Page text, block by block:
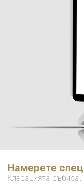
Намерете
Класацията